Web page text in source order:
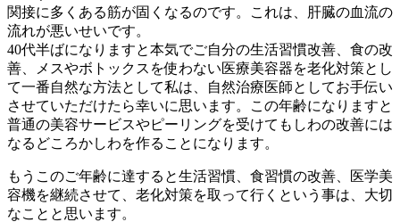
関接に多くある筋が固くなるのです。これは、肝臓の血流の
流れが悪いせいです。
40代半ばになりますと本気でご自分の生活習慣改善、食の改
善、メスやボトックスを使わない医療美容器を老化対策とし
て一番自然な方法として私は、自然治療医師としてお手伝い
させていただけたら幸いに思います。この年齢になりますと
普通の美容サービスやピーリングを受けてもしわの改善には
なるどころかしわを作ることになります。
もうこのご年齢に達すると生活習慣、食習慣の改善、医学美
容機を継続させて、老化対策を取って行くという事は、大切
なことと思います。